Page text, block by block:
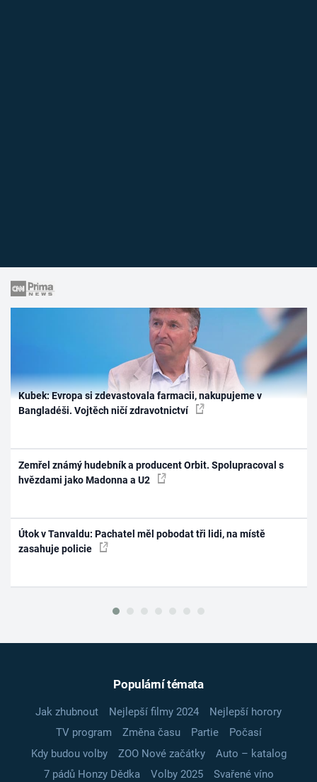
Kubek: Evropa si zdevastovala farmacii, nakupujeme v
Bangladéši. Vojtěch ničí zdravotnictví
Zemřel známý hudebník a producent Orbit. Spolupracoval s
hvězdami jako Madonna a U2
Útok v Tanvaldu: Pachatel měl pobodat tři lidi, na místě
zasahuje policie
Populární témata
Jak zhubnout Nejlepší filmy 2024
Nejlepší horory
TV program
Změna času Partie
Počasí
Kdy budou volby
ZOO Nové začátky
Auto – katalog
7 pádů Honzy Dědka
Volby 2025
Svařené víno